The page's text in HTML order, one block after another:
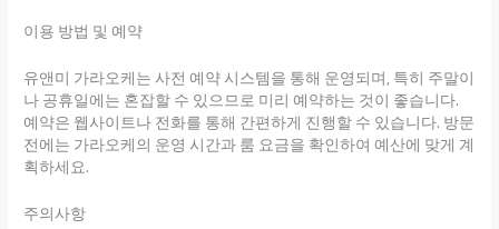
이용 방법 및 예약
유앤미 가라오케는 사전 예약 시스템을 통해 운영되며, 특히 주말이
나 공휴일에는 혼잡할 수 있으므로 미리 예약하는 것이 좋습니다.
예약은 웹사이트나 전화를 통해 간편하게 진행할 수 있습니다. 방문
전에는 가라오케의 운영 시간과 룸 요금을 확인하여 예산에 맞게 계
획하세요.
주의사항